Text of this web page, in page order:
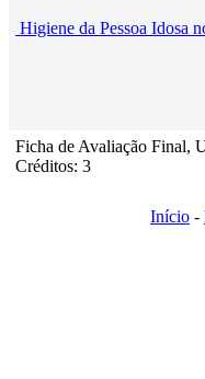
Higiene da Pessoa Idosa
Ficha de Avaliação Final,
Créditos: 3
Início -